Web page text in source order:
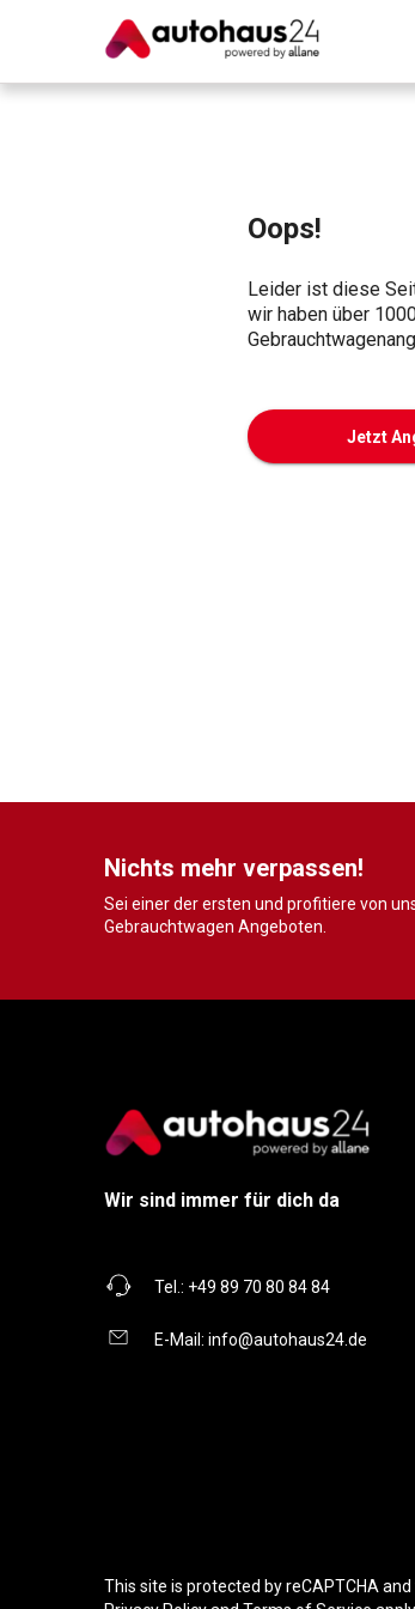
Oops!
Leider ist diese
wir haben über
Jetzt
Nichts mehr verpassen!
Sei einer der ersten und profitiere von
Gebrauchtwagen Angeboten.
Wir sind immer für dich da
Tel.: +49 89 70 80 84 84
E-Mail: info@autohaus24.de
This site is protected by reCAPTCHA and